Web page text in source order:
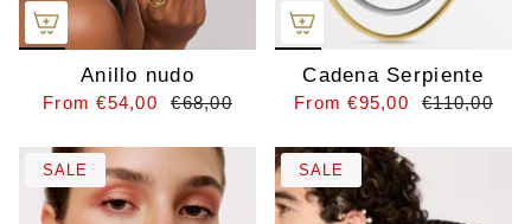
Anillo nudo
From €54,00 €68,00
Cadena Serpiente
From €95,00 €110,00
SALE SALE